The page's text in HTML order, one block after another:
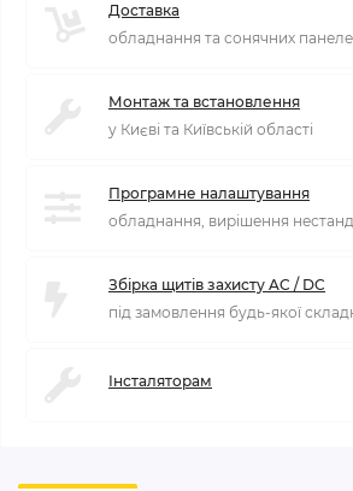
Доставка
обладнання та сонячних
Монтаж та встановлення
у Києві та Київській області
Програмне налаштування
обладнання, вирішення
Збірка щитів захисту AC / DC
під замовлення будь-якої
Інсталяторам